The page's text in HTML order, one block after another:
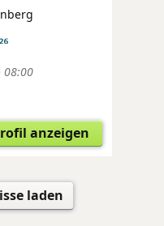
08:00
anzeigen
laden